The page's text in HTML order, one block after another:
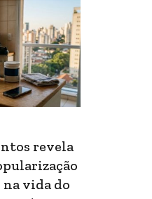
revela
vida do